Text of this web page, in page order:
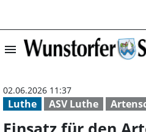
menu
Luthe ASV Luthe
02.06.2026 11:37